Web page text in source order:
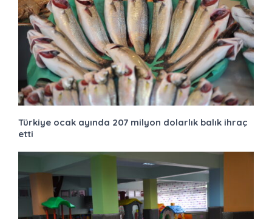
Türkiye ocak ayında 207 milyon dolarlık balık ihraç
etti